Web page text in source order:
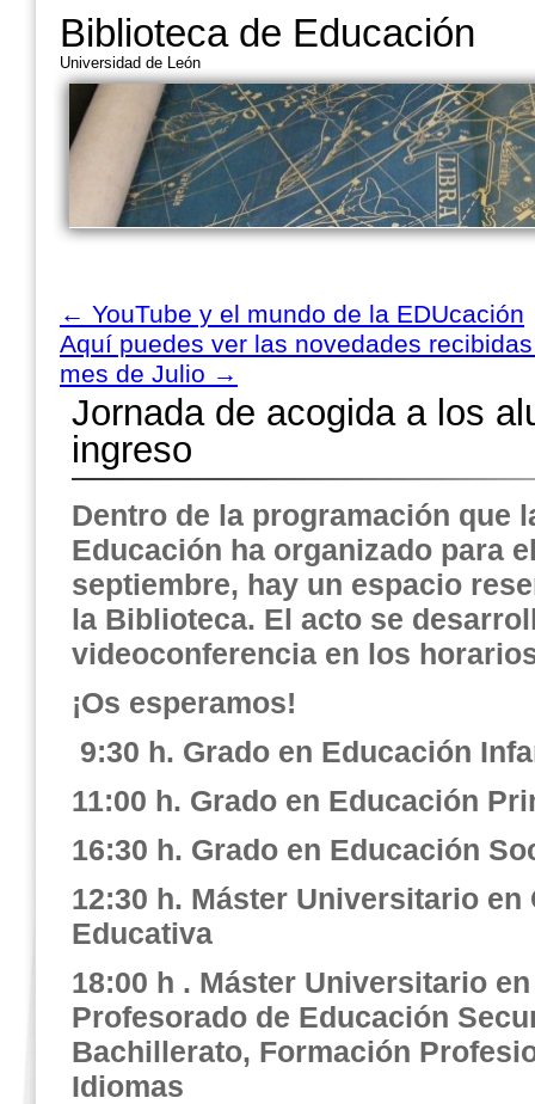
Biblioteca de Educación
Universidad de León
← YouTube y el mundo de la EDUcación
Aquí puedes ver las novedades
mes de Julio →
Jornada de acogida a los
ingreso
Dentro de la programación que
Educación ha organizado para
septiembre, hay un espacio
la Biblioteca. El acto se
videoconferencia en los
¡Os esperamos!
9:30 h. Grado en Educación
11:00 h. Grado en Educación
16:30 h. Grado en Educación
12:30 h. Máster Universitario en
Educativa
18:00 h . Máster Universitario
Profesorado de Educación
Bachillerato, Formación
Idiomas